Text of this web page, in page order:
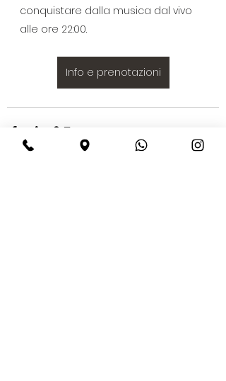
conquistare dalla musica dal vivo
alle ore 22:00.
Info e prenotazioni